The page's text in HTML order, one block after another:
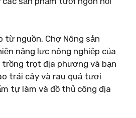
nguồn, Chợ Nông sản
năng lực nông nghiệp của
trọt địa phương và bạn
trái cây và rau quả tươi
tự làm và đồ thủ công địa